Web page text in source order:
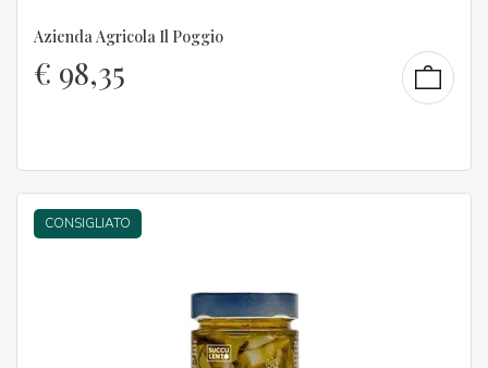
Azienda Agricola Il Poggio
€ 98,35
CONSIGLIATO